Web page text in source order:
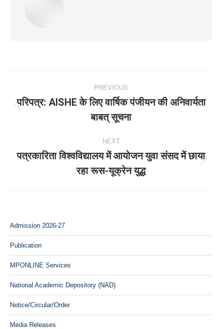
navigation
PREVIOUS
post:
परिपत्र: AISHE के लिए वार्षिक पंजीयन की अनिवार्यता
बाबत् सूचना
NEXT
Next
post:
पत्रकारिता विश्वविद्यालय में आयोजन युवा संसद में छाया
रहा रूस-यूक्रेन युद्ध
Admission 2026-27
Publication
MPONLINE Services
National Academic Depository (NAD)
Notice/Circular/Order
Media Releases